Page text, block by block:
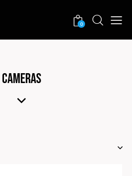
0
Cameras